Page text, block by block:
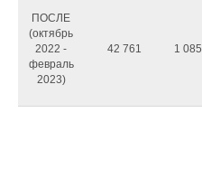
ПОСЛЕ
(октябрь
2022 -
февраль
2023)
42 761 1 085